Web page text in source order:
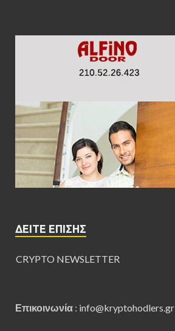
ΔΕΊΤΕ ΕΠΊΣΗΣ
CRYPTO NEWSLETTER
Επικοινωνία : info@kryptohodlers.gr